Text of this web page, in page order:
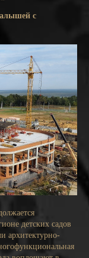
с
детских садов
архитектурно-